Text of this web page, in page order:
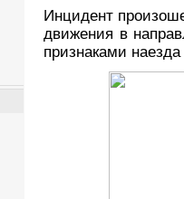
Инцидент
движения в
признаками